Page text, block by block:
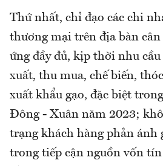
Thứ nhất, chỉ đạo các chi
thương mại trên địa bàn
ứng đầy đủ, kịp thời nhu
xuất, thu mua, chế biến,
xuất khẩu gạo, đặc biệt
Đông - Xuân năm 2023;
trạng khách hàng phản ánh
trong tiếp cận nguồn vốn